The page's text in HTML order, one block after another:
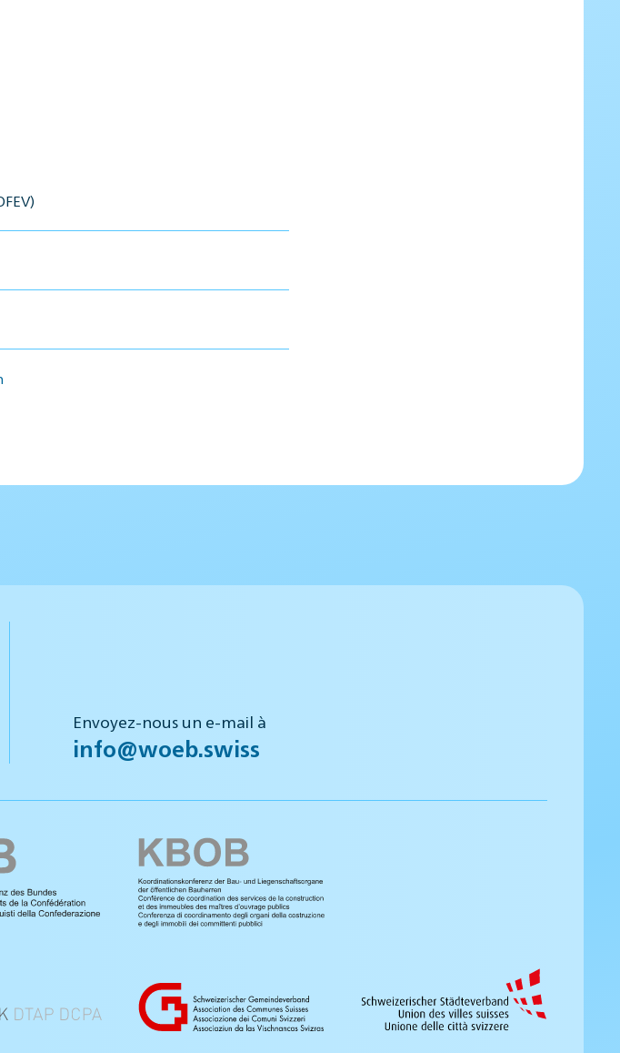
Envoyez-nous un e-mail à
info@woeb.swiss